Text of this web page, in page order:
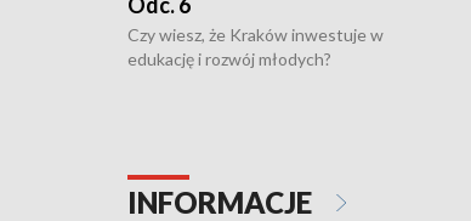
Czy wiesz, że Kraków inwestuje w
edukację i rozwój młodych?
INFORMACJE